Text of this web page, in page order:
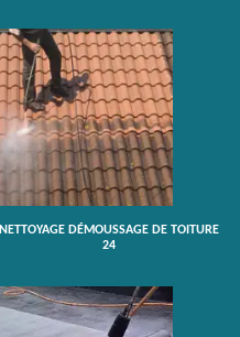
NETTOYAGE DÉMOUSSAGE DE TOITURE
24